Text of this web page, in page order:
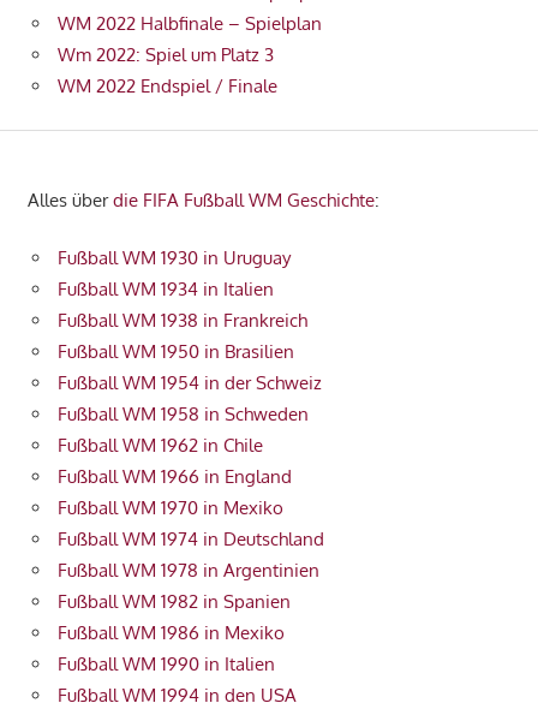
WM 2022 Halbfinale – Spielplan
Wm 2022: Spiel um Platz 3
WM 2022 Endspiel / Finale
Alles überdie FIFA Fußball WM Geschichte:
Fußball WM 1930 in Uruguay
Fußball WM 1934 in Italien
Fußball WM 1938 in Frankreich
Fußball WM 1950 in Brasilien
Fußball WM 1954 in der Schweiz
Fußball WM 1958 in Schweden
Fußball WM 1962 in Chile
Fußball WM 1966 in England
Fußball WM 1970 in Mexiko
Fußball WM 1974 in Deutschland
Fußball WM 1978 in Argentinien
Fußball WM 1982 in Spanien
Fußball WM 1986 in Mexiko
Fußball WM 1990 in Italien
Fußball WM 1994 in den USA